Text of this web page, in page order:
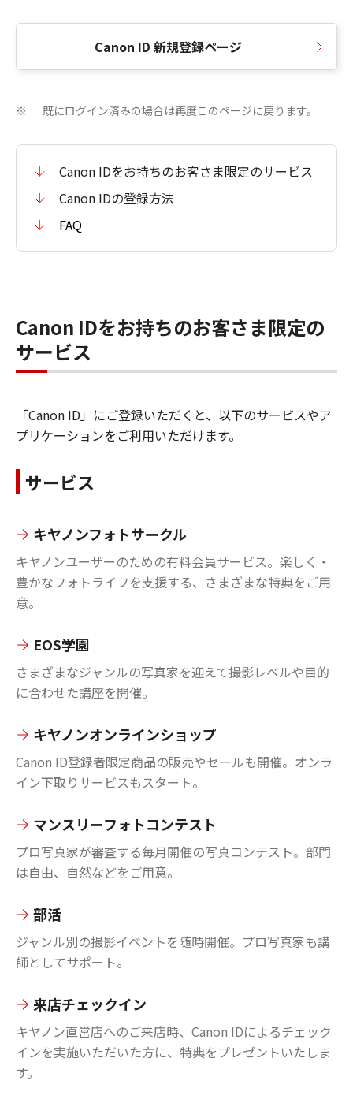
Canon ID 新規登録ページ
※ 既にログイン済みの場合は再度このページに戻ります。
Canon IDをお持ちのお客さま限定のサービス
Canon IDの登録方法
FAQ
Canon IDをお持ちのお客さま限定の
サービス
「Canon ID」にご登録いただくと、以下のサービスやア
プリケーションをご利用いただけます。
サービス
キヤノンフォトサークル
キヤノンユーザーのための有料会員サービス。楽しく・
豊かなフォトライフを支援する、さまざまな特典をご用
意。
EOS学園
さまざまなジャンルの写真家を迎えて撮影レベルや目的
に合わせた講座を開催。
キヤノンオンラインショップ
Canon ID登録者限定商品の販売やセールも開催。オンラ
イン下取りサービスもスタート。
マンスリーフォトコンテスト
プロ写真家が審査する毎月開催の写真コンテスト。部門
は自由、自然などをご用意。
部活
ジャンル別の撮影イベントを随時開催。プロ写真家も講
師としてサポート。
来店チェックイン
キヤノン直営店へのご来店時、Canon IDによるチェック
インを実施いただいた方に、特典をプレゼントいたしま
す。